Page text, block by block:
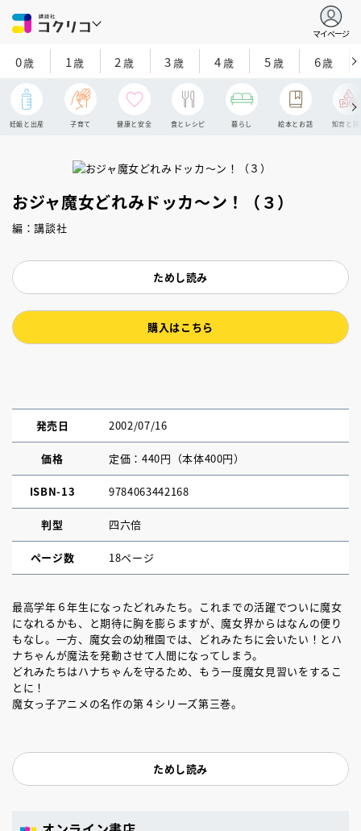
マイページ
0歳 1歳 2 歳 3歳 4歳 5歳 6歳
妊娠と出産 子育て 健康と安全 食とレシピ 暮らし 絵本とお話 知育と探
おジャ魔女どれみドッカ～ン！（３）
編：講談社
ためし読み
購入はこちら
発売日 2002/07/16
価格 定価：440円（本体400円）
ISBN-13 9784063442168
判型 四六倍
ページ数 18ページ
最高学年６年生になったどれみたち。これまでの活躍でついに魔女
になれるかも、と期待に胸を膨らますが、魔女界からはなんの便り
もなし。一方、魔女会の幼稚園では、どれみたちに会いたい！とハ
ナちゃんが魔法を発動させて人間になってしまう。
どれみたちはハナちゃんを守るため、もう一度魔女見習いをするこ
とに！
魔女っ子アニメの名作の第４シリーズ第三巻。
ためし読み